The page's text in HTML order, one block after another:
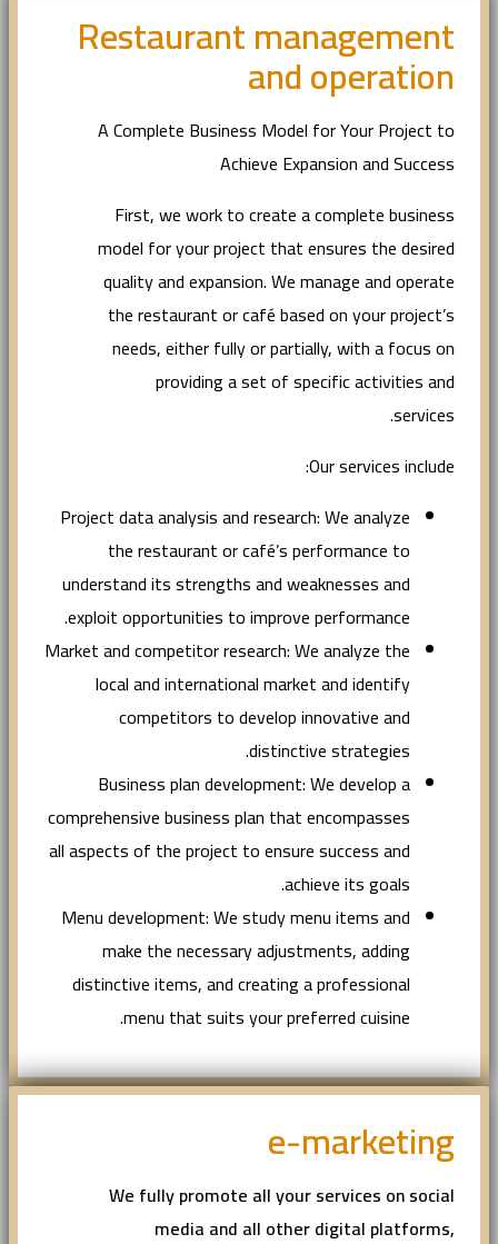
Restaurant management
and operation
A Complete Business Model for Your Project to
Achieve Expansion and Success
First, we work to create a complete business
model for your project that ensures the desired
quality and expansion. We manage and operate
the restaurant or café based on your project’s
needs, either fully or partially, with a focus on
providing a set of specific activities and
services.
Our services include:
Project data analysis and research: We analyze
the restaurant or café’s performance to
understand its strengths and weaknesses and
exploit opportunities to improve performance.
Market and competitor research: We analyze the
local and international market and identify
competitors to develop innovative and
distinctive strategies.
Business plan development: We develop a
comprehensive business plan that encompasses
all aspects of the project to ensure success and
achieve its goals.
Menu development: We study menu items and
make the necessary adjustments, adding
distinctive items, and creating a professional
menu that suits your preferred cuisine.
e-marketing
We fully promote all your services on social
media and all other digital platforms,